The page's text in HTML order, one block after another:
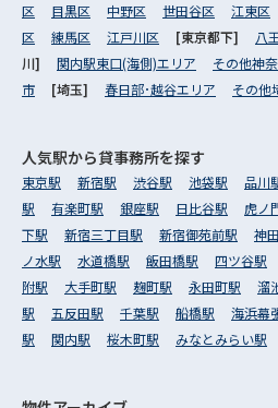
区
目黒区 中野区 世田谷区 江東区
区
練馬区 江戸川区 [東京都下] 八
川] 関内駅東口(海側)エリア その他神
市
[埼玉] 春日部･越谷エリア その他
人気駅から貸事務所を探す
東京駅 新宿駅 渋谷駅 池袋駅 品川
駅
有楽町駅 銀座駅 日比谷駅 虎ノ
下駅
新宿三丁目駅 新宿御苑前駅 神
ノ水駅
水道橋駅 飯田橋駅 四ツ谷駅
附駅
大手町駅 麹町駅 永田町駅 溜
駅
五反田駅 千葉駅 船橋駅 海浜幕
駅
関内駅 桜木町駅 みなとみらい駅